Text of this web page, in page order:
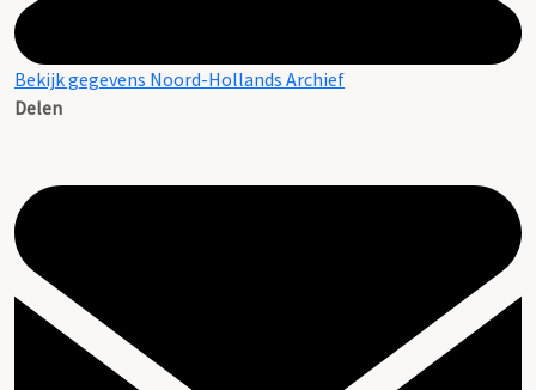
Bekijk gegevens Noord-Hollands Archief
Delen